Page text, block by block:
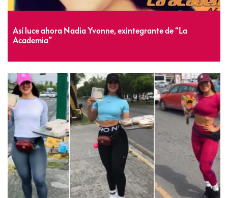
Así luce ahora Nadia Yvonne, exintegrante de “La
Academia”